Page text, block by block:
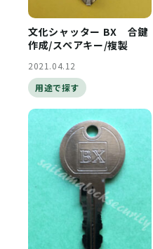
文化シャッター BX 合鍵
作成/スペアキー/複製
2021.04.12
用途で探す